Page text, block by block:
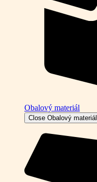
Obalový materiál
Close Obalový materiál